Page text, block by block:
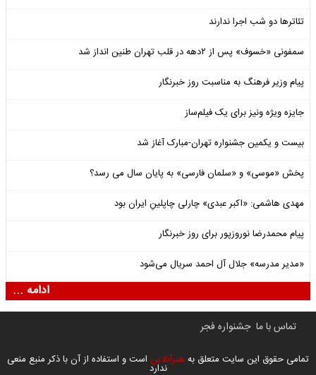
تئاترها دو شب اجرا ندارند
سمفونی «خسوف» پس از ۲دهه در قلب تهران طنین انداز شد
پیام وزیر فرهنگ به مناسبت روز خبرنگار
جایزه ویژه ونیز برای یک فیلم‌ساز
بیست و یکمین جشنواره تهران-مبارک آغاز شد
پخش «موسی» و «سلمان فارسی» به پایان سال می رسد؟
مهدی هاشمی: «اکبر عبدی» چارلی چاپلینِ ایران بود
پیام محمدرضا نوروزپور برای روز خبرنگار
«مدیر مدرسه» جلال آل احمد سریال می‌شود
ادامه ...
تماس با ما جشنواره فجر
تمامی حقوق این سایت متعلق به هنرآنلاین است و استفاده از آن با ذکر منبع منعی
ندارد